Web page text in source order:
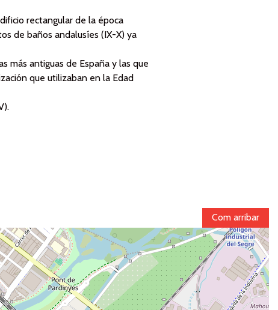
rectangular de la época
de baños andalusíes (IX-X) ya
más antiguas de España y las que
que utilizaban en la Edad
Com arribar